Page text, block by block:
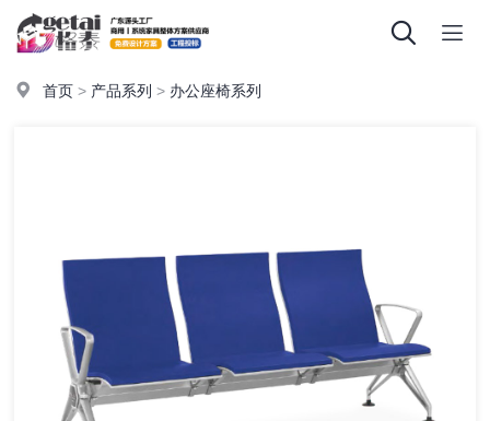
首页 > 产品系列 > 办公座椅系列